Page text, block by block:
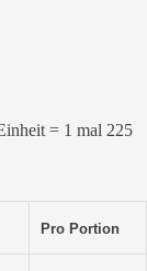
= 1 mal 225
Pro Portion